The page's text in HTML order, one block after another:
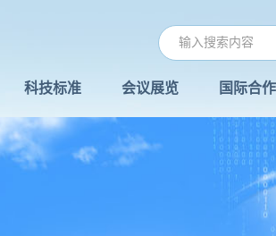
科技标准 会议展览 国际合作